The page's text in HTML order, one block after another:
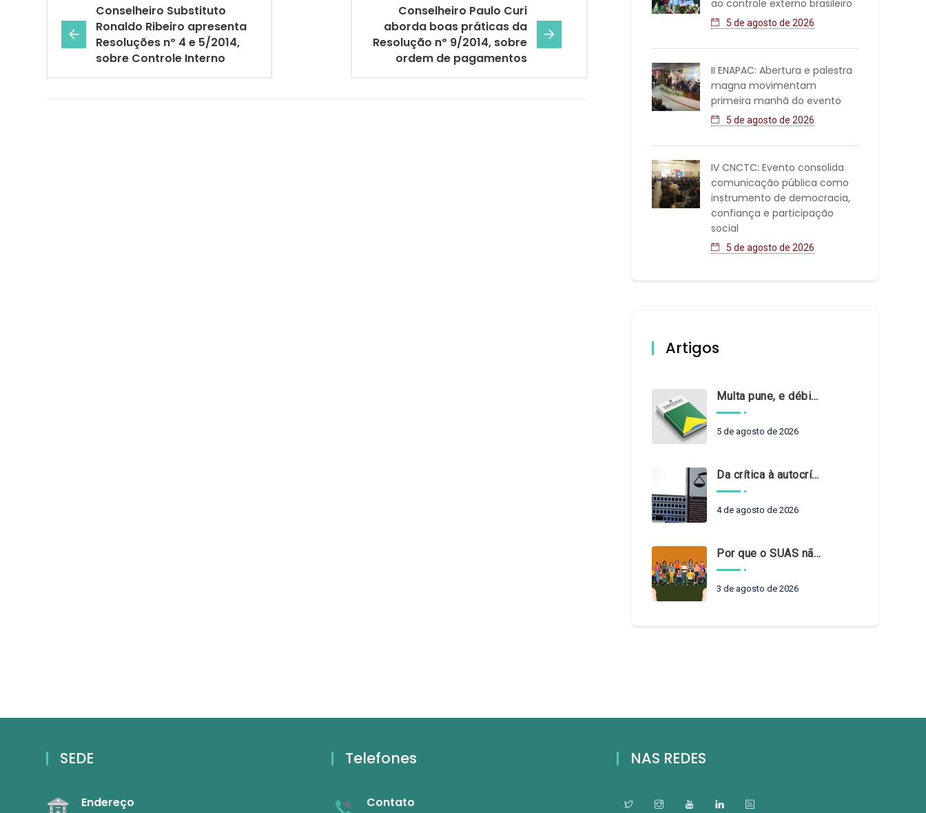
Conselheiro Substituto
Ronaldo Ribeiro apresenta
Resoluções nº 4 e 5/2014,
sobre Controle Interno
Conselheiro Paulo Curi
aborda boas práticas da
Resolução nº 9/2014, sobre
ordem de pagamentos
ao controle externo brasileiro
5 de agosto de 2026
II ENAPAC: Abertura e palestra
magna movimentam
primeira manhã do evento
5 de agosto de 2026
IV CNCTC: Evento consolida
comunicação pública como
instrumento de democracia,
confiança e participação
social
5 de agosto de 2026
Artigos
Multa pune, e débito recompõe. § 3º do art. 71 da Constituição: um problema de legística formal
5 de agosto de 2026
Da crítica à autocrítica: Tribunais de Contas sob um novo olhar?
4 de agosto de 2026
Por que o SUAS não pode esperar?
3 de agosto de 2026
SEDE
Endereço
Telefones
Contato
NAS REDES